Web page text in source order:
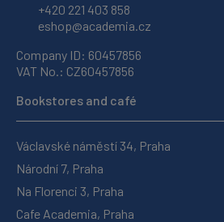
+420 221 403 858
eshop@academia.cz
Company ID: 60457856
VAT No.: CZ60457856
Bookstores and café
Václavské náměstí 34, Praha
Národní 7, Praha
Na Florenci 3, Praha
Cafe Academia, Praha